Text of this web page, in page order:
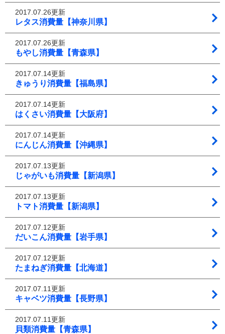
2017.07.26更新
レタス消費量【神奈川県】
2017.07.26更新
もやし消費量【青森県】
2017.07.14更新
きゅうり消費量【福島県】
2017.07.14更新
はくさい消費量【大阪府】
2017.07.14更新
にんじん消費量【沖縄県】
2017.07.13更新
じゃがいも消費量【新潟県】
2017.07.13更新
トマト消費量【新潟県】
2017.07.12更新
だいこん消費量【岩手県】
2017.07.12更新
たまねぎ消費量【北海道】
2017.07.11更新
キャベツ消費量【長野県】
2017.07.11更新
貝類消費量【青森県】